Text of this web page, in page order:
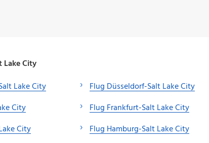
Lake City
Lake City
City
City
Flug Düsseldorf-Salt Lake City
Flug Frankfurt-Salt Lake City
Flug Hamburg-Salt Lake City